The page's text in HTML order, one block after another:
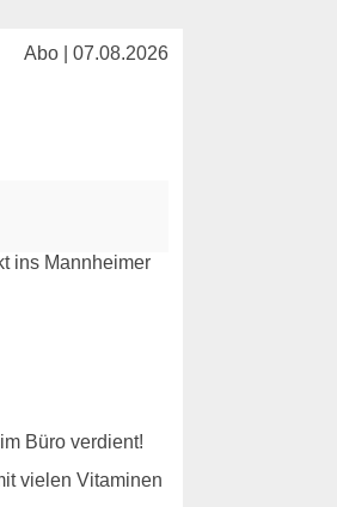
Abo | 07.08.2026
Büro verdient!
vielen Vitaminen